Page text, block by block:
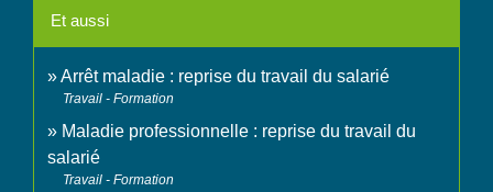
Et aussi
Arrêt maladie : reprise du travail du salarié
Travail - Formation
Maladie professionnelle : reprise du travail du
salarié
Travail - Formation